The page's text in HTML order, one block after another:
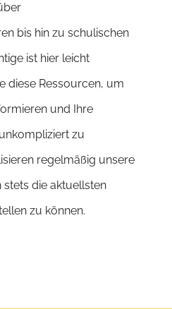
bis hin zu schulischen
ist hier leicht
diese Ressourcen, um
und Ihre
zu
regelmäßig unsere
stets die aktuellsten
zu können.